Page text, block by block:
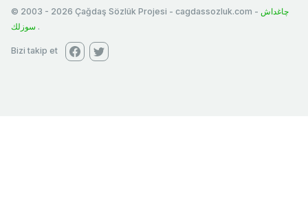
© 2003 - 2026 Çağdaş Sözlük Projesi - cagdassozluk.com - چاغداش
سوزلك .
Bizi takip et